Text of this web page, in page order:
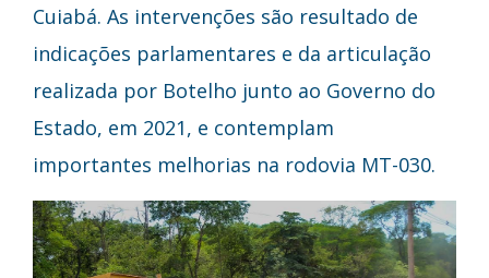
Cuiabá. As intervenções são resultado de
indicações parlamentares e da articulação
realizada por Botelho junto ao Governo do
Estado, em 2021, e contemplam
importantes melhorias na rodovia MT-030.